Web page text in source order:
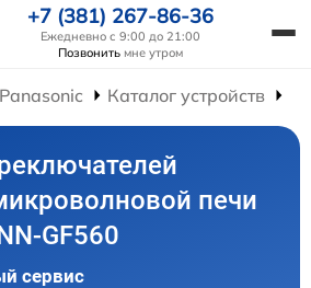
+7 (381) 267-86-36
Ежедневно с 9:00 до 21:00
Позвонить мне утром
Каталог устройств
печи
GF560
сервис